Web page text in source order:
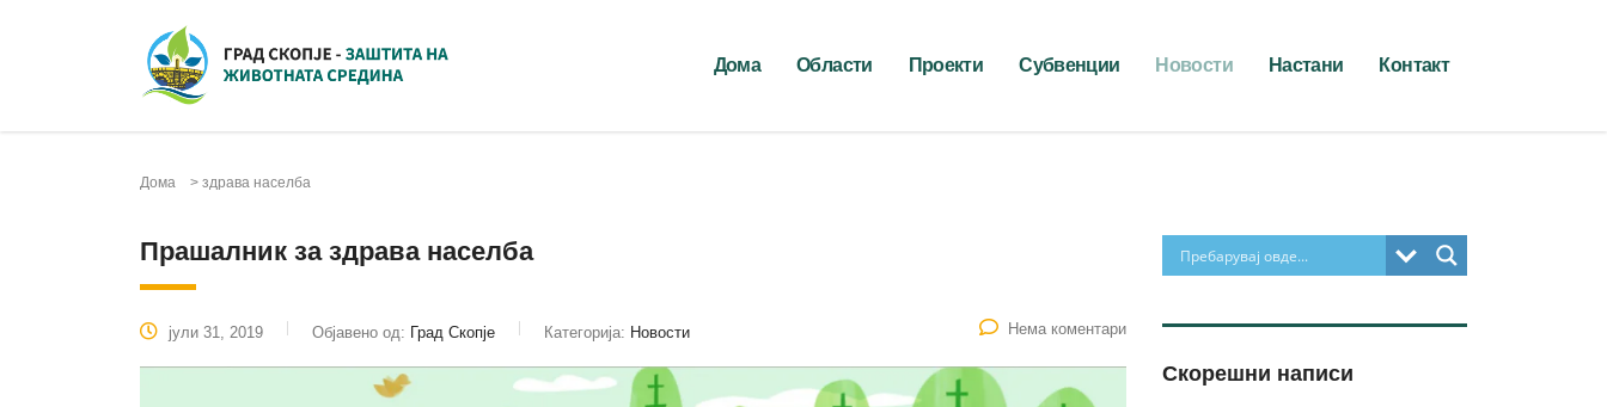
Дома Области Проекти Субвенции Новости Настани Контакт
Дома > здрава населба
Прашалник за здрава населба
јули 31, 2019 Објавено од: Град Скопје Категорија: Новости Нема коментари
Скорешни написи